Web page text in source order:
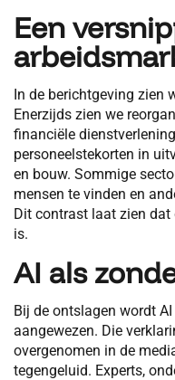
Een
In de berichtgeving zien
Enerzijds zien we
financiële
personeelstekorten in
en bouw. Sommige
mensen te vinden en
Dit contrast laat zien
is.
AI als
Bij de ontslagen wordt
aangewezen. Die
overgenomen in de
tegengeluid. Experts,